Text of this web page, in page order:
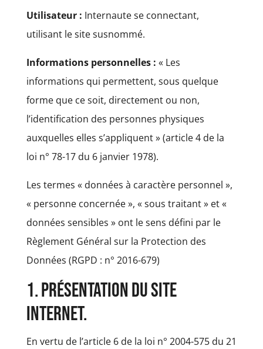
Utilisateur : Internaute se connectant,
utilisant le site susnommé.
Informations personnelles : « Les
informations qui permettent, sous quelque
forme que ce soit, directement ou non,
l’identification des personnes physiques
auxquelles elles s’appliquent » (article 4 de la
loi n° 78-17 du 6 janvier 1978).
Les termes « données à caractère personnel »,
« personne concernée », « sous traitant » et «
données sensibles » ont le sens défini par le
Règlement Général sur la Protection des
Données (RGPD : n° 2016-679)
1. Présentation du site
internet.
En vertu de l’article 6 de la loi n° 2004-575 du 21